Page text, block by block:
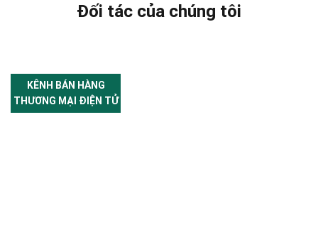
Đối tác của chúng tôi
KÊNH BÁN HÀNG
THƯƠNG MẠI ĐIỆN TỬ